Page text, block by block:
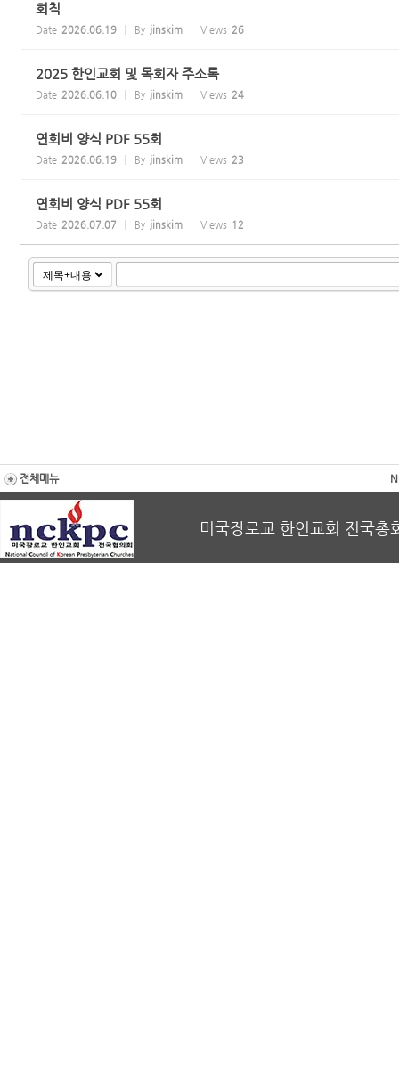
회칙
Date 2026.06.19 By jinskim Views 26
2025 한인교회 및 목회자 주소록
Date 2026.06.10 By jinskim Views 24
연회비 양식 PDF 55회
Date 2026.06.19 By jinskim Views 23
연회비 양식 PDF 55회
Date 2026.07.07 By jinskim Views 12
전체메뉴
미국장로교 한인교회 전국